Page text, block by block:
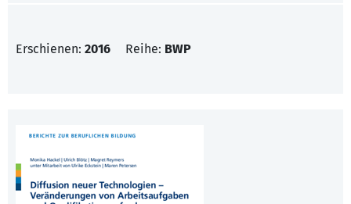
Erschienen: 2016 Reihe: BWP